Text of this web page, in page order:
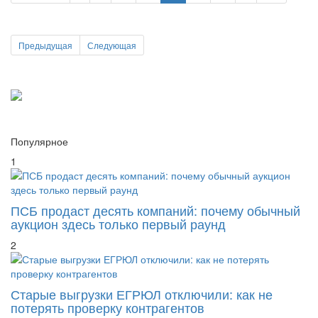
Предыдущая Следующая
Популярное
1
ПСБ продаст десять компаний: почему обычный
аукцион здесь только первый раунд
2
Старые выгрузки ЕГРЮЛ отключили: как не
потерять проверку контрагентов